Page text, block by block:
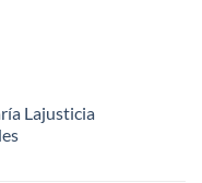
Lajusticia